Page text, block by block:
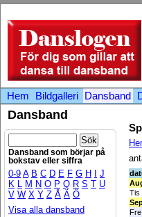
Hem Bildgalleri Dansband
Dansband
Dansband som börjar på
bokstav eller siffra
0-9 A B C D E F G H
J
K L M N O P Q R S T U
V W X Y Z Å Ä Ö
Visa alla dansband
Tis
Fre